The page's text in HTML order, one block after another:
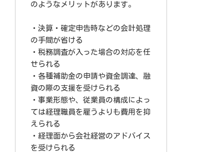
のようなメリットがあります。
・決算・確定申告時などの会計処理
の手間が省ける
・税務調査が入った場合の対応を任
せられる
・各種補助金の申請や資金調達、融
資の際の支援を受けられる
・事業形態や、従業員の構成によっ
ては経理職員を雇うよりも費用を抑
えられる
・経理面から会社経営のアドバイス
を受けられる